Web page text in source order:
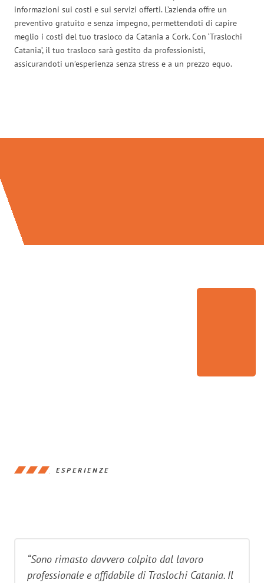
informazioni sui costi e sui servizi offerti. L’azienda offre un
preventivo gratuito e senza impegno, permettendoti di capire
meglio i costi del tuo trasloco da Catania a Cork. Con ‘Traslochi
Catania’, il tuo trasloco sarà gestito da professionisti,
assicurandoti un’esperienza senza stress e a un prezzo equo.
ESPERIENZE
“Sono rimasto davvero colpito dal lavoro
professionale e affidabile di Traslochi Catania. Il